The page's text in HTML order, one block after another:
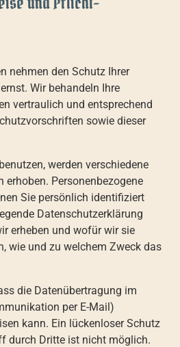
nehmen den Schutz Ihrer
Wir behandeln Ihre
vertraulich und entsprechend
sowie dieser
werden verschiedene
erhoben. Personenbezogene
Sie persönlich identifiziert
Datenschutzerklärung
erheben und wofür wir sie
wie und zu welchem Zweck das
die Datenübertragung im
per E-Mail)
kann. Ein lückenloser Schutz
durch Dritte ist nicht möglich.